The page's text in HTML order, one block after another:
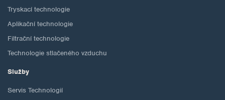
Tryskací technologie
Aplikační technologie
Filtrační technologie
Technologie stlačeného vzduchu
Služby
Servis Technologií